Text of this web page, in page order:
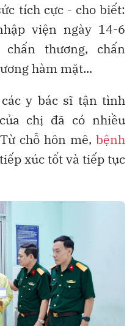
tích cực - cho biết:
viện ngày 14-6
thương, chấn
hàm mặt...
y bác sĩ tận tình
chị đã có nhiều
chỗ hôn mê, bệnh
xúc tốt và tiếp tục